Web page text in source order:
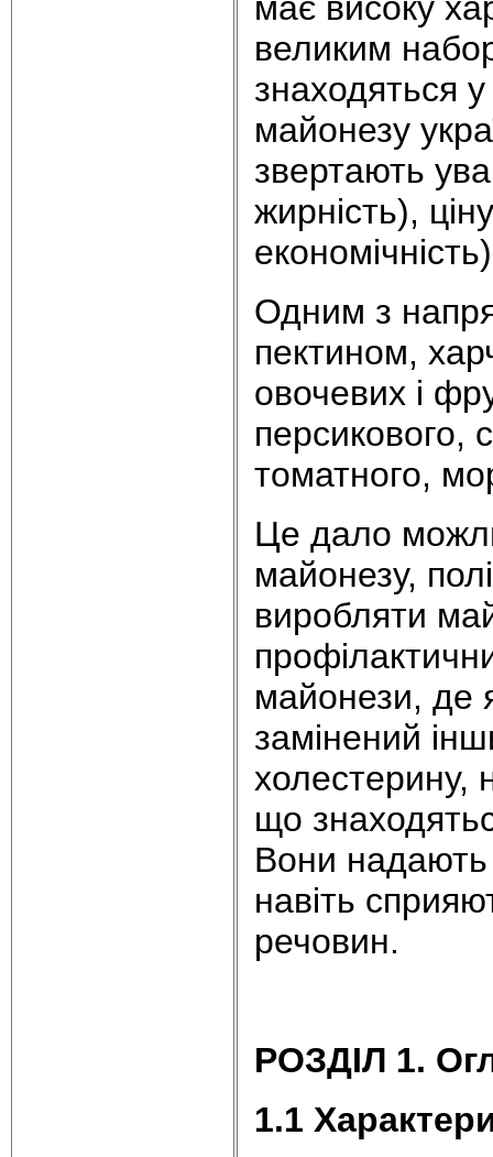
великим
знаходяться у
майонезу
звертають
жирність),
Одним з
пектином,
овочевих і
персикового,
томатного,
Це дало
майонезу,
виробляти
майонези, де
замінений
холестерину,
що
Вони надають
навіть
речовин.
РОЗДІЛ 1.
1.1